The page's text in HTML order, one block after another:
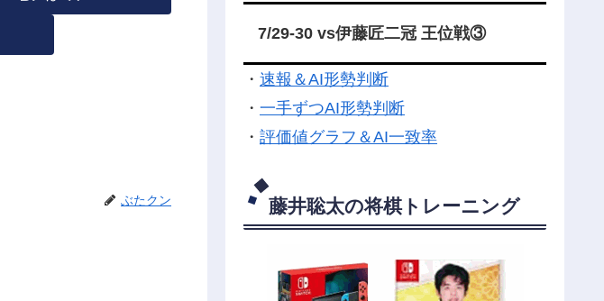
ぶたクン
7/29-30 vs伊藤匠二冠 王位戦③
・ 速報＆AI形勢判断
・ 一手ずつAI形勢判断
・ 評価値グラフ＆AI一致率
藤井聡太の将棋トレーニング